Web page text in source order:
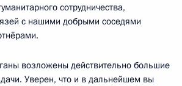
сотрудничества,
с нашими добрыми соседями
возложены действительно большие
Уверен, что и в дальнейшем вы